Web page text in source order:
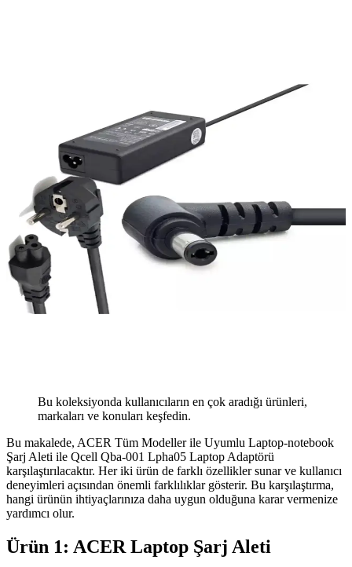
Bu koleksiyonda kullanıcıların en çok aradığı ürünleri,
markaları ve konuları keşfedin.
Bu makalede, ACER Tüm Modeller ile Uyumlu Laptop-notebook
Şarj Aleti ile Qcell Qba-001 Lpha05 Laptop Adaptörü
karşılaştırılacaktır. Her iki ürün de farklı özellikler sunar ve kullanıcı
deneyimleri açısından önemli farklılıklar gösterir. Bu karşılaştırma,
hangi ürünün ihtiyaçlarınıza daha uygun olduğuna karar vermenize
yardımcı olur.
Ürün 1: ACER Laptop Şarj Aleti